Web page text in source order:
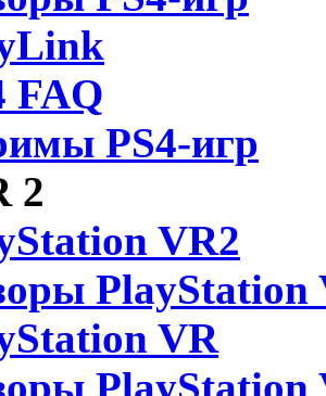
FAQ
PS4-игр
2
VR2
PlayStation
VR